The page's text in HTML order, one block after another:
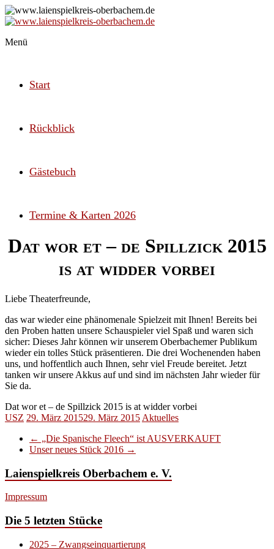
Zum
Inhalt
www.laienspielkreis-
Internetseite
Menü
Start
Rückblick
Gästebuch
Termine & Karten 2026
Dat wor et – de Spillzick 2015
is at widder vorbei
Liebe Theaterfreunde,
das war wieder eine phänomenale Spielzeit mit Ihnen! Bereits bei
den Proben hatten unsere Schauspieler viel Spaß und waren sich
sicher: Dieses Jahr können wir unserem Oberbachemer Publikum
wieder ein tolles Stück präsentieren. Die drei Wochenenden haben
uns, und hoffentlich auch Ihnen, sehr viel Freude bereitet. Jetzt
tanken wir unsere Akkus auf und sind im nächsten Jahr wieder für
Sie da.
Dat wor et – de Spillzick 2015 is at widder vorbei
USZ 29. März 201529. März 2015 Aktuelles
← „Die Spanische Fleech“ ist AUSVERKAUFT
Unser neues Stück 2016 →
Laienspielkreis Oberbachem e. V.
Impressum
Die 5 letzten Stücke
2025 – Zwangseinquartierung